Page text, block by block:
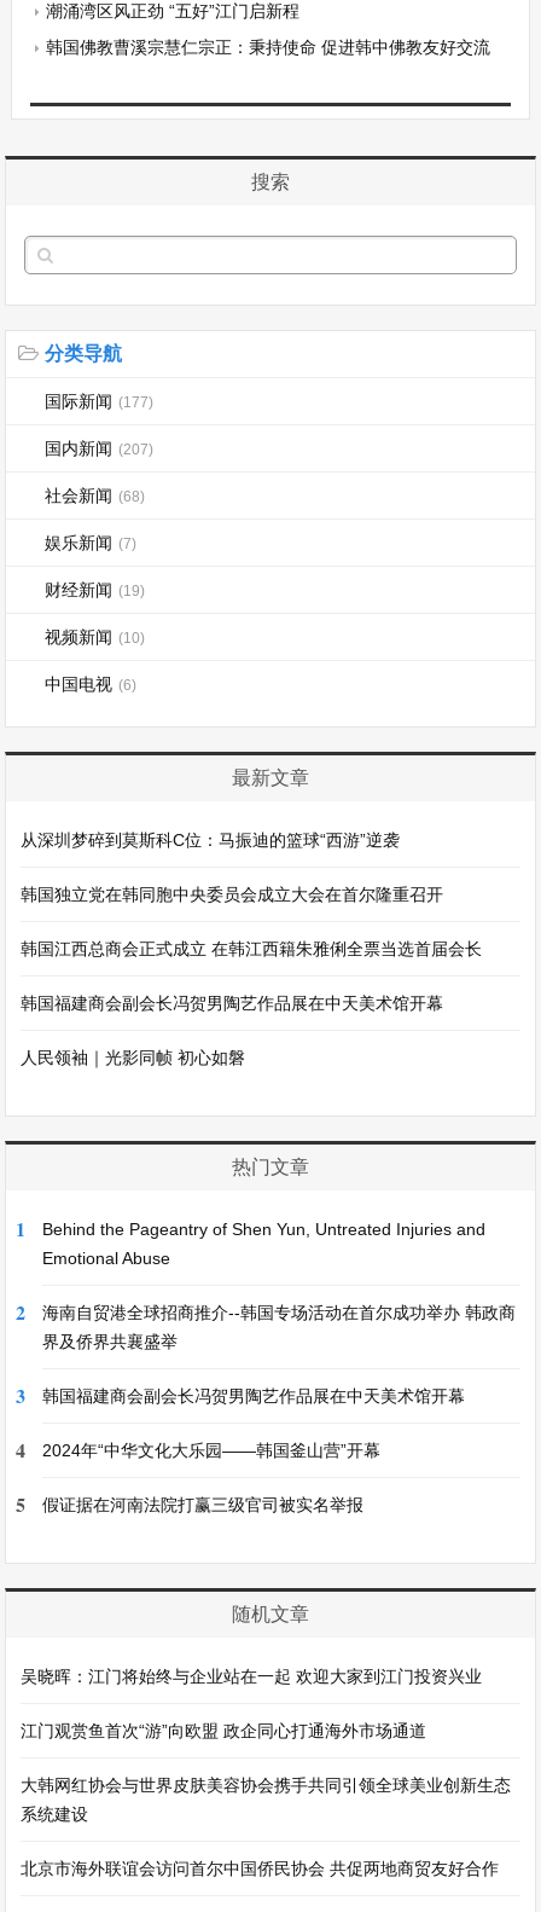
潮涌湾区风正劲 “五好”江门启新程
韩国佛教曹溪宗慧仁宗正：秉持使命 促进韩中佛教友好交流
搜索
分类导航
国际新闻 (177)
国内新闻 (207)
社会新闻 (68)
娱乐新闻 (7)
财经新闻 (19)
视频新闻 (10)
中国电视 (6)
最新文章
从深圳梦碎到莫斯科C位：马振迪的篮球“西游”逆袭
韩国独立党在韩同胞中央委员会成立大会在首尔隆重召开
韩国江西总商会正式成立 在韩江西籍朱雅俐全票当选首届会长
韩国福建商会副会长冯贺男陶艺作品展在中天美术馆开幕
人民领袖｜光影同帧 初心如磐
热门文章
1
Behind the Pageantry of Shen Yun, Untreated Injuries and
Emotional Abuse
2
海南自贸港全球招商推介--韩国专场活动在首尔成功举办 韩政商
界及侨界共襄盛举
3 韩国福建商会副会长冯贺男陶艺作品展在中天美术馆开幕
4 2024年“中华文化大乐园——韩国釜山营”开幕
5 假证据在河南法院打赢三级官司被实名举报
随机文章
吴晓晖：江门将始终与企业站在一起 欢迎大家到江门投资兴业
江门观赏鱼首次“游”向欧盟 政企同心打通海外市场通道
大韩网红协会与世界皮肤美容协会携手共同引领全球美业创新生态
系统建设
北京市海外联谊会访问首尔中国侨民协会 共促两地商贸友好合作